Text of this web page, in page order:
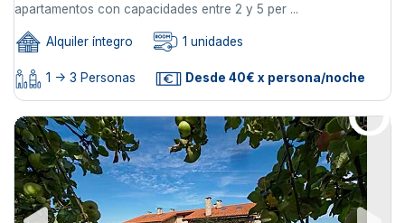
apartamentos con capacidades entre 2 y 5 per ...
Alquiler íntegro 1 unidades
1 -> 3 Personas Desde 40€ x persona/noche